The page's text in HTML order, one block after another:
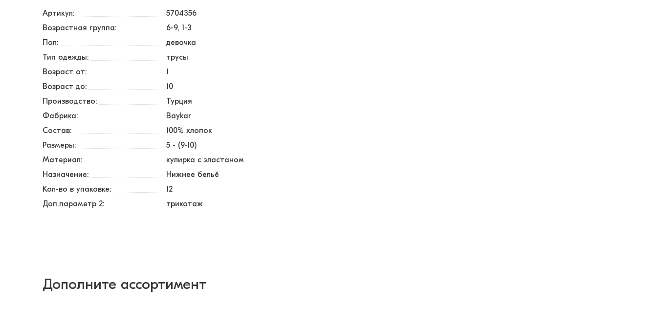
Артикул:
5704356
Возрастная группа:
6-9, 1-3
Пол:
девочка
Тип одежды:
трусы
Возраст от:
1
Возраст до:
10
Производство:
Турция
Фабрика:
Baykar
Состав:
100% хлопок
Размеры:
5 - (9-10)
Материал:
кулирка с эластаном
Назначение:
Нижнее бельё
Кол-во в упаковке:
12
Доп.параметр 2:
трикотаж
Дополните ассортимент